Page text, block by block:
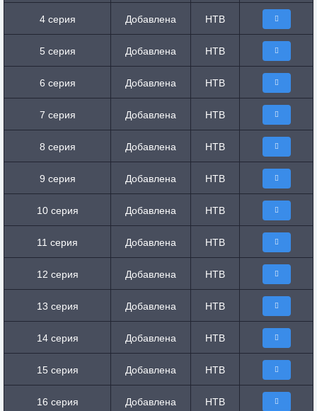
4 серия Добавлена НТВ
5 серия Добавлена НТВ
6 серия Добавлена НТВ
7 серия Добавлена НТВ
8 серия Добавлена НТВ
9 серия Добавлена НТВ
10 серия Добавлена НТВ
11 серия Добавлена НТВ
12 серия Добавлена НТВ
13 серия Добавлена НТВ
14 серия Добавлена НТВ
15 серия Добавлена НТВ
16 серия Добавлена НТВ